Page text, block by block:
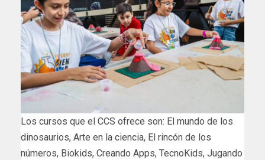
Los cursos que el CCS ofrece son: El mundo de los
dinosaurios, Arte en la ciencia, El rincón de los
números, Biokids, Creando Apps, TecnoKids, Jugando